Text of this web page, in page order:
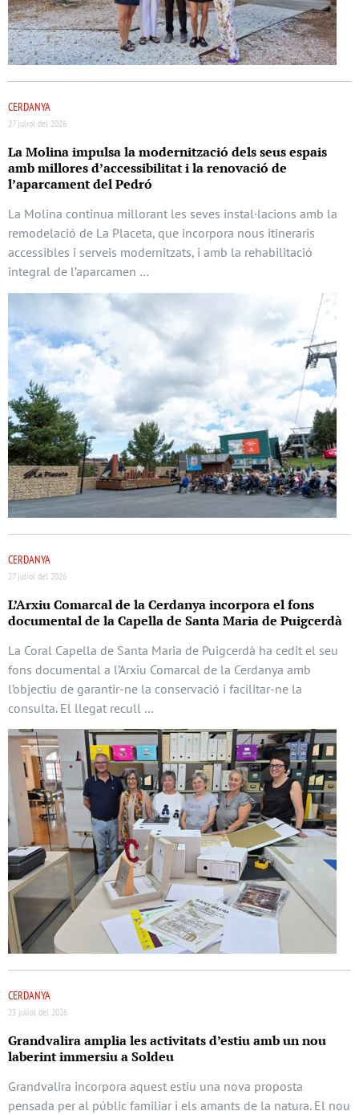
CERDANYA
27 juliol del 2026
La Molina impulsa la modernització dels seus espais
amb millores d’accessibilitat i la renovació de
l’aparcament del Pedró
La Molina continua millorant les seves instal·lacions amb la
remodelació de La Placeta, que incorpora nous itineraris
accessibles i serveis modernitzats, i amb la rehabilitació
integral de l’aparcamen …
CERDANYA
27 juliol del 2026
L’Arxiu Comarcal de la Cerdanya incorpora el fons
documental de la Capella de Santa Maria de Puigcerdà
La Coral Capella de Santa Maria de Puigcerdà ha cedit el seu
fons documental a l’Arxiu Comarcal de la Cerdanya amb
l’objectiu de garantir-ne la conservació i facilitar-ne la
consulta. El llegat recull …
CERDANYA
23 juliol del 2026
Grandvalira amplia les activitats d’estiu amb un nou
laberint immersiu a Soldeu
Grandvalira incorpora aquest estiu una nova proposta
pensada per al públic familiar i els amants de la natura. El nou